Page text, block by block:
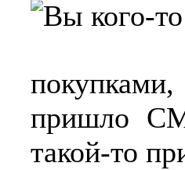
пришло
такой-то